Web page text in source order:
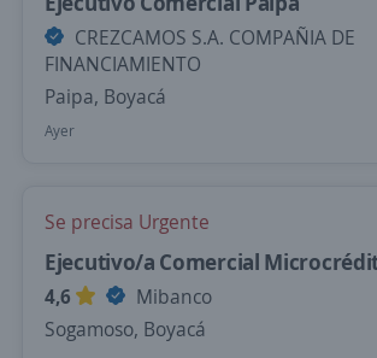
CREZCAMOS S.A. COMPAÑIA DE
FINANCIAMIENTO
Paipa, Boyacá
Ayer
Se precisa Urgente
Ejecutivo/a Comercial
4,6
Mibanco
Sogamoso, Boyacá